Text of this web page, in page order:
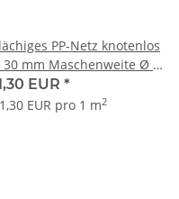
PP-Netz knotenlos
30 mm Maschenweite Ø 4
Garnstärke
EUR *
EUR pro 1 m2